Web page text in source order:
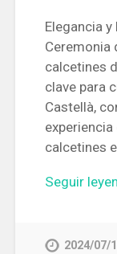
Elegancia
Ceremonia
calcetines
clave para
Castellà,
calcetines
Seguir
2024/07/